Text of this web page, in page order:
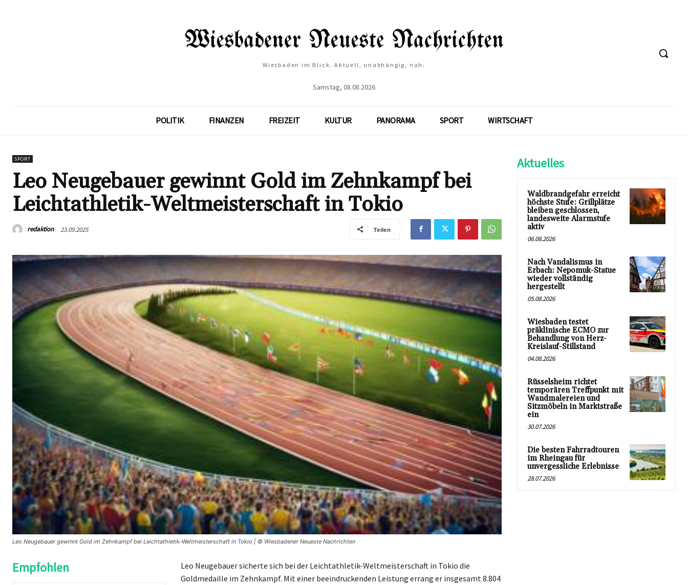
Wiesbaden im Blick. Aktuell, unabhängig, nah.
Samstag, 08.08.2026
POLITIK FINANZEN FREIZEIT KULTUR PANORAMA SPORT WIRTSCHAFT
SPORT
Leo Neugebauer gewinnt Gold im Zehnkampf bei
Leichtathletik-Weltmeisterschaft in Tokio
redaktion 23.09.2025 Teilen
Leo Neugebauer gewinnt Gold im Zehnkampf bei Leichtathletik-Weltmeisterschaft in Tokio | © Wiesbadener Neueste Nachrichten
Empfohlen
Leo Neugebauer sicherte sich bei der Leichtathletik-Weltmeisterschaft in Tokio die
Goldmedaille im Zehnkampf. Mit einer beeindruckenden Leistung errang er insgesamt 8.804
Aktuelles
Waldbrandgefahr erreicht
höchste Stufe: Grillplätze
bleiben geschlossen,
landesweite Alarmstufe
aktiv
06.08.2026
Nach Vandalismus in
Erbach: Nepomuk-Statue
wieder vollständig
hergestellt
05.08.2026
Wiesbaden testet
präklinische ECMO zur
Behandlung von Herz-
Kreislauf-Stillstand
04.08.2026
Rüsselsheim richtet
temporären Treffpunkt mit
Wandmalereien und
Sitzmöbeln in Marktstraße
ein
30.07.2026
Die besten Fahrradtouren
im Rheingau für
unvergessliche Erlebnisse
28.07.2026